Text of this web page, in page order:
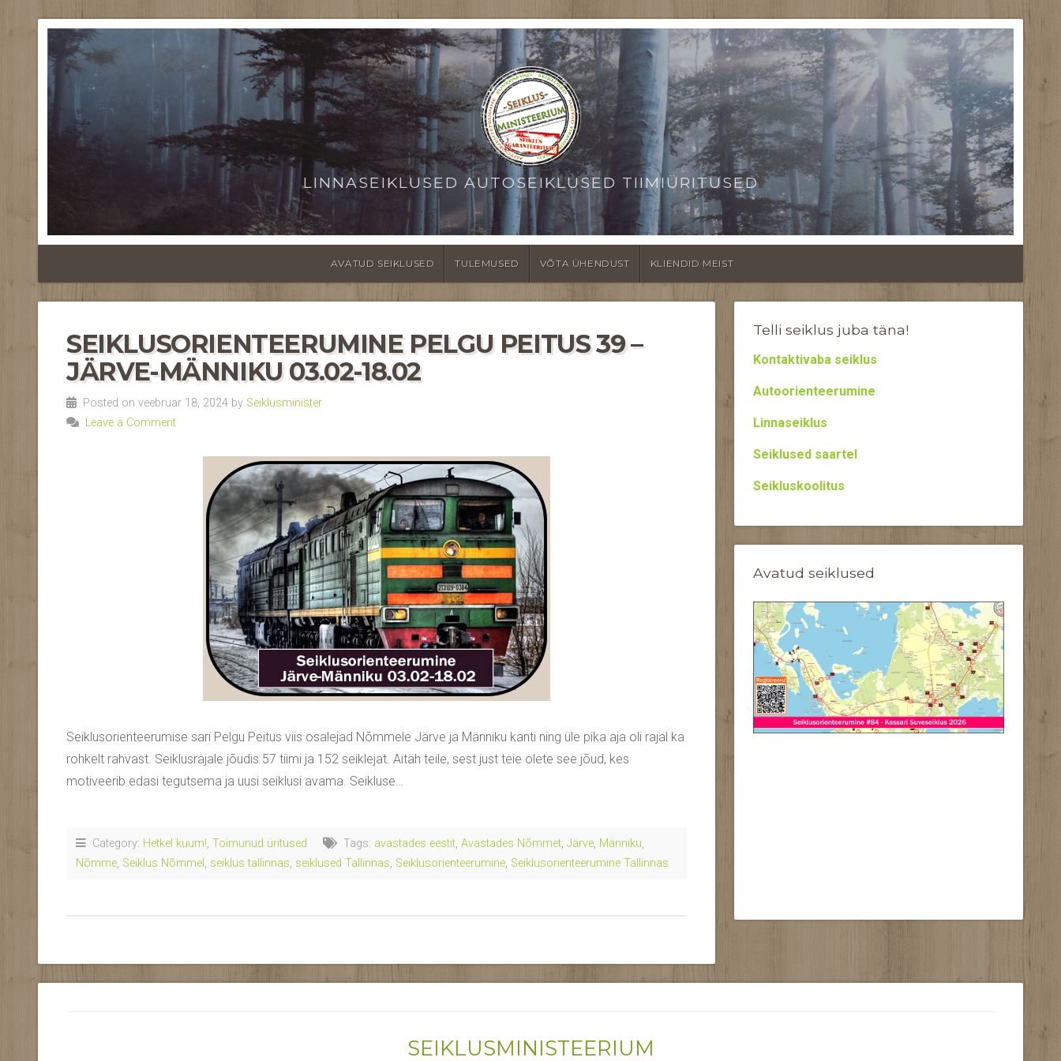
LINNASEIKLUSED AUTOSEIKLUSED TIIMIÜRITUSED
AVATUD SEIKLUSED TULEMUSED VÕTA ÜHENDUST KLIENDID MEIST
SEIKLUSORIENTEERUMINE PELGU PEITUS 39 –
JÄRVE-MÄNNIKU 03.02-18.02
Posted on veebruar 18, 2024 by Seiklusminister
Leave a Comment
Seiklusorienteerumise sari Pelgu Peitus viis osalejad Nõmmele Järve ja Männiku kanti ning üle pika aja oli rajal ka
rohkelt rahvast. Seiklusrajale jõudis 57 tiimi ja 152 seiklejat. Aitäh teile, sest just teie olete see jõud, kes
motiveerib edasi tegutsema ja uusi seiklusi avama. Seikluse…
Category: Hetkel kuum!, Toimunud üritused Tags: avastades eestit, Avastades Nõmmet, Järve, Männiku,
Nõmme, Seiklus Nõmmel , seiklus tallinnas, seiklused Tallinnas, Seiklusorienteerumine, Seiklusorienteerumine Tallinnas
Telli seiklus juba täna!
Kontaktivaba seiklus
Autoorienteerumine
Linnaseiklus
Seiklused saartel
Seikluskoolitus
Avatud seiklused
SEIKLUSMINISTEERIUM